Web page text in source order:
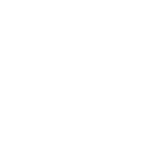
με τον αναρχικό πολεοδόμο
βιβλιοπωλεία πανελλαδικά